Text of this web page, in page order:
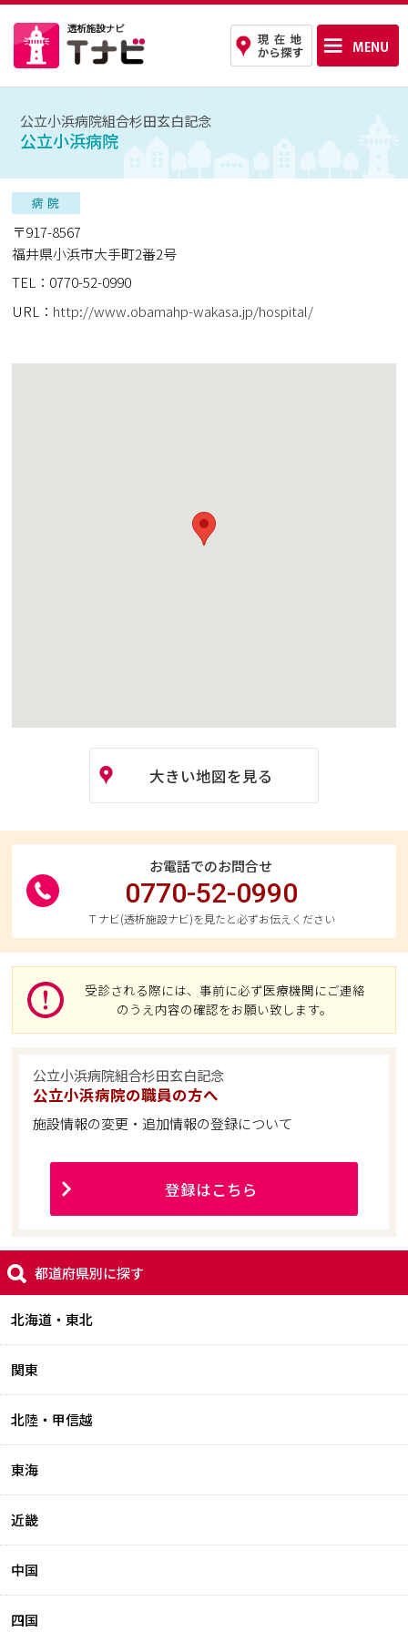
公立小浜病院組合杉田玄白記念
公立小浜病院
〒917-8567
福井県小浜市大手町2番2号
TEL：0770-52-0990
URL： http://www.obamahp-wakasa.jp/hospital/
大きい地図を見る
お電話でのお問合せ
0770-52-0990
Ｔナビ(透析施設ナビ)を見たと必ずお伝えください
受診される際には、事前に必ず医療機関にご連絡
のうえ内容の確認をお願い致します。
公立小浜病院組合杉田玄白記念
公立小浜病院の職員の方へ
施設情報の変更・追加情報の登録について
登録はこちら
都道府県別に探す
北海道・東北
関東
北陸・甲信越
東海
近畿
中国
四国